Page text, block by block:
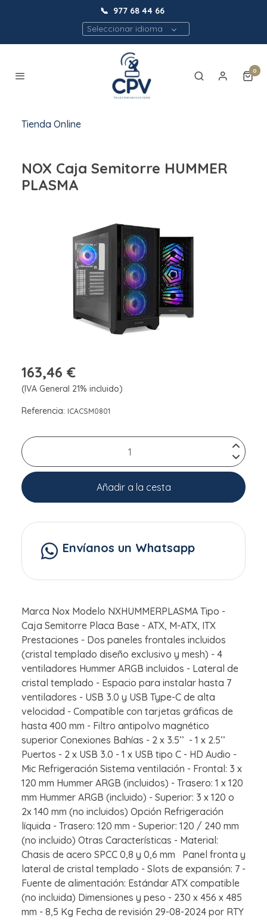
📞 977 68 44 66
Seleccionar idioma
0
Tienda Online
NOX Caja Semitorre HUMMER
PLASMA
163,46 €
(IVA General 21% incluido)
Referencia: ICACSM0801
Añadir a la cesta
Envíanos un Whatsapp
Marca Nox Modelo NXHUMMERPLASMA Tipo -
Caja Semitorre Placa Base - ATX, M-ATX, ITX
Prestaciones - Dos paneles frontales incluidos
(cristal templado diseño exclusivo y mesh) - 4
ventiladores Hummer ARGB incluidos - Lateral de
cristal templado - Espacio para instalar hasta 7
ventiladores - USB 3.0 y USB Type-C de alta
velocidad - Compatible con tarjetas gráficas de
hasta 400 mm - Filtro antipolvo magnético
superior Conexiones Bahías - 2 x 3.5’’ - 1 x 2.5’’
Puertos - 2 x USB 3.0 - 1 x USB tipo C - HD Audio -
Mic Refrigeración Sistema ventilación - Frontal: 3 x
120 mm Hummer ARGB (incluidos) - Trasero: 1 x 120
mm Hummer ARGB (incluido) - Superior: 3 x 120 o
2x 140 mm (no incluidos) Opción Refrigeración
líquida - Trasero: 120 mm - Superior: 120 / 240 mm
(no incluido) Otras Características - Material:
Chasis de acero SPCC 0,8 y 0,6 mm Panel fronta y
lateral de cristal templado - Slots de expansión: 7 -
Fuente de alimentación: Estándar ATX compatible
(no incluida) Dimensiones y peso - 230 x 456 x 485
mm - 8,5 Kg Fecha de revisión 29-08-2024 por RTY